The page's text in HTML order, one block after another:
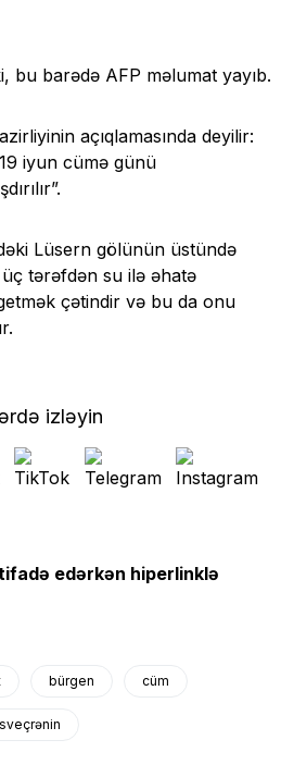
bu barədə AFP məlumat yayıb.
açıqlamasında deyilir:
iyun cümə günü
Lüsern gölünün üstündə
tərəfdən su ilə əhatə
çətindir və bu da onu
izləyin
edərkən hiperlinklə
bürgen cüm
sveçrənin